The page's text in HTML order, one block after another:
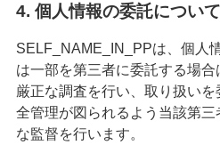
4. 個人情報の委託について
SELF_NAME_IN_PPは、個人
は一部を第三者に委託する場
厳正な調査を行い、取り扱い
全管理が図られるよう当該第
な監督を行います。